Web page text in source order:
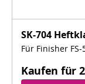
SK-704
Für Finisher FS-
Kaufen für